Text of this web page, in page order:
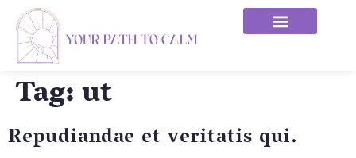
Tag:ut
Repudiandae et veritatis qui.